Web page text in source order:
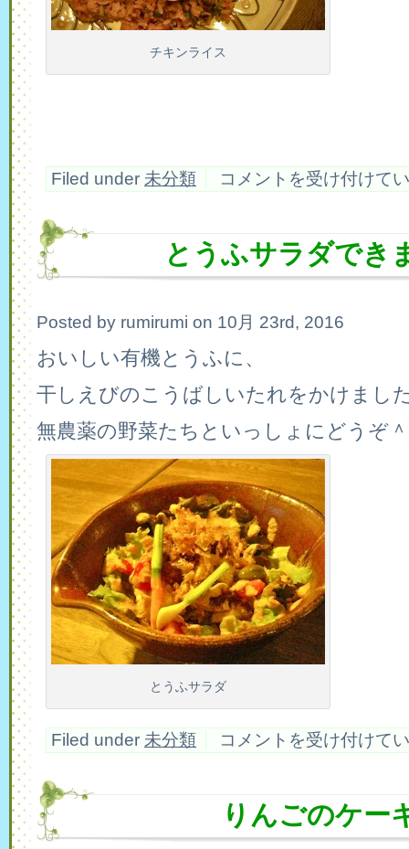
チキンライス
Filed under 未分類
チ
キ
は
コメントを受け付けて
とうふサラダでき
Posted by rumirumi on 10月 23rd, 2016
おいしい有機とうふに、
干しえびのこうばしいたれをかけまし
無農薬の野菜たちといっしょにどうぞ
とうふサラダ
Filed under 未分類
と
う
ダ
き
コメントを受け付けて
りんごのケー